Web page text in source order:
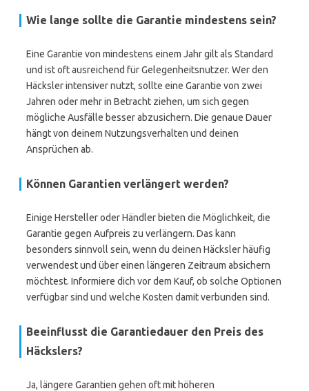
Wie lange sollte die Garantie mindestens sein?
Eine Garantie von mindestens einem Jahr gilt als Standard
und ist oft ausreichend für Gelegenheitsnutzer. Wer den
Häcksler intensiver nutzt, sollte eine Garantie von zwei
Jahren oder mehr in Betracht ziehen, um sich gegen
mögliche Ausfälle besser abzusichern. Die genaue Dauer
hängt von deinem Nutzungsverhalten und deinen
Ansprüchen ab.
Können Garantien verlängert werden?
Einige Hersteller oder Händler bieten die Möglichkeit, die
Garantie gegen Aufpreis zu verlängern. Das kann
besonders sinnvoll sein, wenn du deinen Häcksler häufig
verwendest und über einen längeren Zeitraum absichern
möchtest. Informiere dich vor dem Kauf, ob solche Optionen
verfügbar sind und welche Kosten damit verbunden sind.
Beeinflusst die Garantiedauer den Preis des
Häckslers?
Ja, längere Garantien gehen oft mit höheren